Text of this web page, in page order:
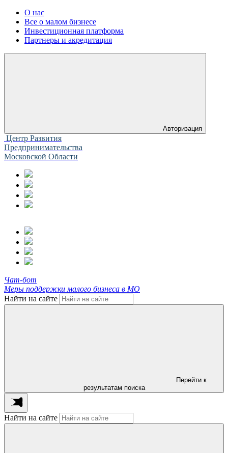
О нас
Все о малом бизнесе
Инвестиционная платформа
Партнеры и акредитация
Авторизация
Центр Развития
Предпринимательства
Московской Области
Чат-бот
Меры поддержки малого бизнеса в МО
Найти на сайте
Перейти к
результатам поиска
Найти на сайте